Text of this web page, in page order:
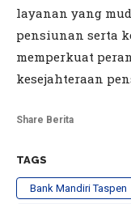
layanan yang
pensiunan serta
memperkuat
kesejahteraan
Share Berita
TAGS
Bank Mandiri Taspen